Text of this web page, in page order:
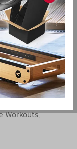
ES
mit
Workouts,